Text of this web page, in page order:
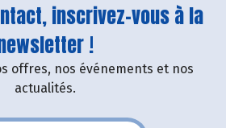
inscrivez-vous à la
!
offres, nos événements et nos
actualités.